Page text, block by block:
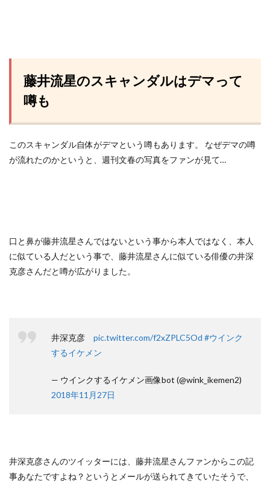
藤井流星のスキャンダルはデマって
噂も
このスキャンダル自体がデマという噂もあります。 なぜデマの噂
が流れたのかというと、週刊文春の写真をファンが見て…
口と鼻が藤井流星さんではないという事から本人ではなく、本人
に似ている人だという事で、藤井流星さんに似ている俳優の井深
克彦さんだと噂が広がりました。
井深克彦 pic.twitter.com/f2xZPLC5Od #ウインク
するイケメン
— ウインクするイケメン画像bot (@wink_ikemen2)
2018年11月27日
井深克彦さんのツイッターには、藤井流星さんファンからこの記
事あなたですよね？というとメールが送られてきていたそうで、